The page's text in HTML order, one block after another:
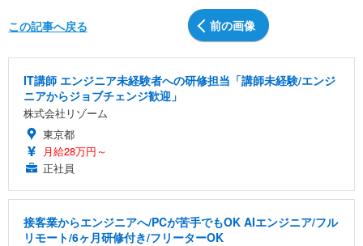
前の画像
この記事へ戻る
IT講師 エンジニア未経験者への研修担当「講師未経験/エンジ
ニアからジョブチェンジ歓迎」
株式会社リゾーム
東京都
月給28万円～
正社員
接客業からエンジニアへ/PCが苦手でもOK AIエンジニア/フル
リモート/6ヶ月研修付き/フリーターOK